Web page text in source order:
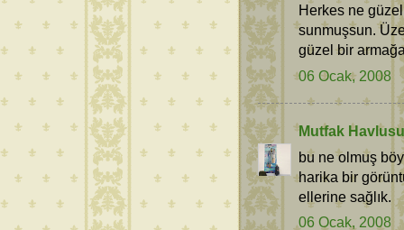
Herkes ne
sunmuşsun.
güzel bir
06 Ocak, 2008
Mutfak Havlusu
bu ne olmuş
harika bir
ellerine sağlık.
06 Ocak, 2008